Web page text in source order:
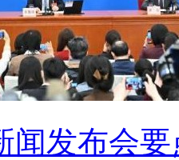
闻发布会